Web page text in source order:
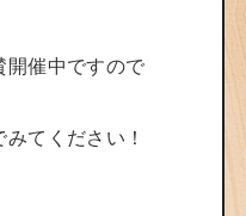
開催中ですので
てください！